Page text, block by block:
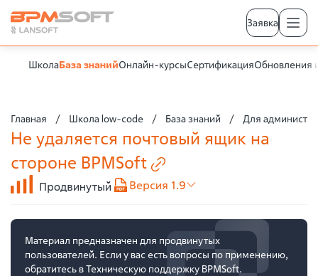
Заявка
ШколаБаза знанийОнлайн-курсыСертификацияОбновления
Главная Школа low-code База знаний Для
Не удаляется почтовый ящик на
стороне BPMSoft
Продвинутый Версия 1.9
Материал предназначен для продвинутых
пользователей. Если у вас есть вопросы по применению,
обратитесь в Техническую поддержку BPMSoft.